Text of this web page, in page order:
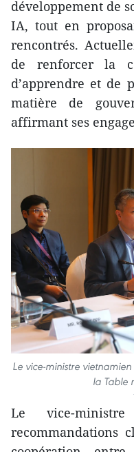
développement de
IA, tout en
rencontrés.
de renforcer la
d’apprendre et de
matière de
affirmant ses
Le vice-ministre
la Table
Le vice-
recommandations